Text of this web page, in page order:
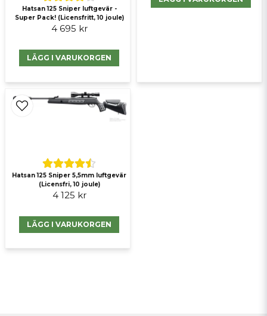
Hatsan 125 Sniper luftgevär -
Super Pack! (Licensfritt, 10 joule)
4 695 kr
LÄGG I VARUKORGEN
Hatsan 125 Sniper 5,5mm luftgevär
(Licensfri, 10 joule)
4 125 kr
LÄGG I VARUKORGEN